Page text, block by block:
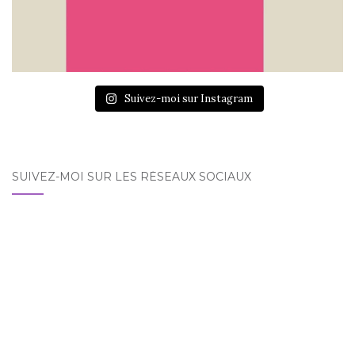
Suivez-moi sur Instagram
SUIVEZ-MOI SUR LES RÉSEAUX SOCIAUX